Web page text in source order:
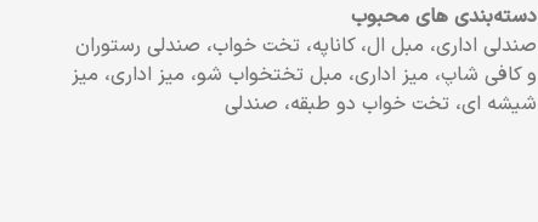
دسته‌بندی های محبوب
صندلی اداری، مبل ال، کاناپه، تخت خواب، صندلی رستوران
و کافی شاپ، میز اداری، مبل تختخواب شو، میز اداری، میز
شیشه ای، تخت خواب دو طبقه، صندلی